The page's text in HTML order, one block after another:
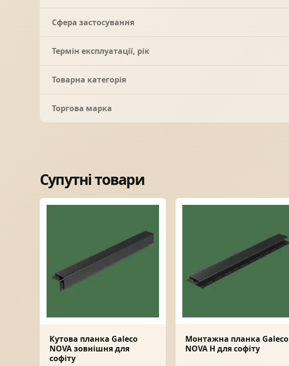
Сфера застосування
Термін експлуатації, рік
Товарна категорія
Торгова марка
Супутні товари
Кутова планка Galeco
NOVA зовнішня для
софіту
Монтажна планка Galeco
NOVA H для софіту